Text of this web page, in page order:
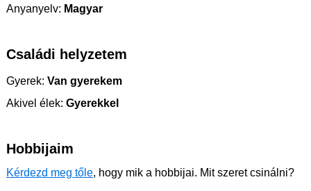
Anyanyelv: Magyar
Családi helyzetem
Gyerek: Van gyerekem
Akivel élek: Gyerekkel
Hobbijaim
Kérdezd meg tőle, hogy mik a hobbijai. Mit szeret csinálni?